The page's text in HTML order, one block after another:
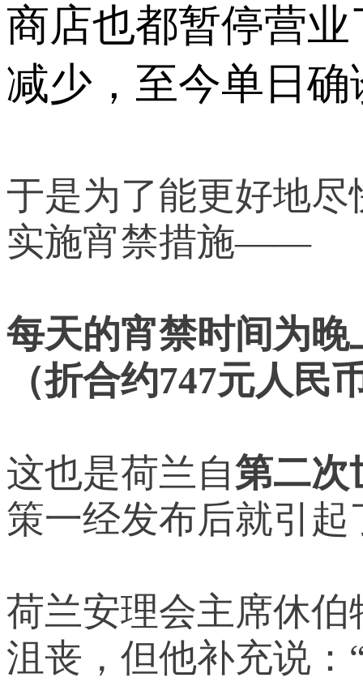
商店也都暂停营
减少，至今单日
于是为了能更好地
实施宵禁措施——
每天的宵禁时间为
（折合约747元人民
这也是荷兰自第二次
策一经发布后就引
荷兰安理会主席休伯
沮丧，但他补充说：